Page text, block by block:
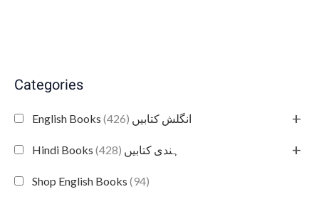
Categories
English Books انگلش کتابیں (426) +
Hindi Books ہندی کتابیں (428) +
Shop English Books (94)